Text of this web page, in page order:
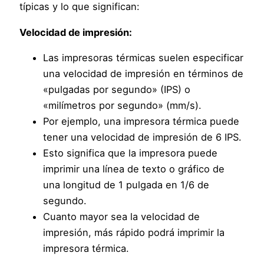
típicas y lo que significan:
Velocidad de impresión:
Las impresoras térmicas suelen especificar
una velocidad de impresión en términos de
«pulgadas por segundo» (IPS) o
«milímetros por segundo» (mm/s).
Por ejemplo, una impresora térmica puede
tener una velocidad de impresión de 6 IPS.
Esto significa que la impresora puede
imprimir una línea de texto o gráfico de
una longitud de 1 pulgada en 1/6 de
segundo.
Cuanto mayor sea la velocidad de
impresión, más rápido podrá imprimir la
impresora térmica.